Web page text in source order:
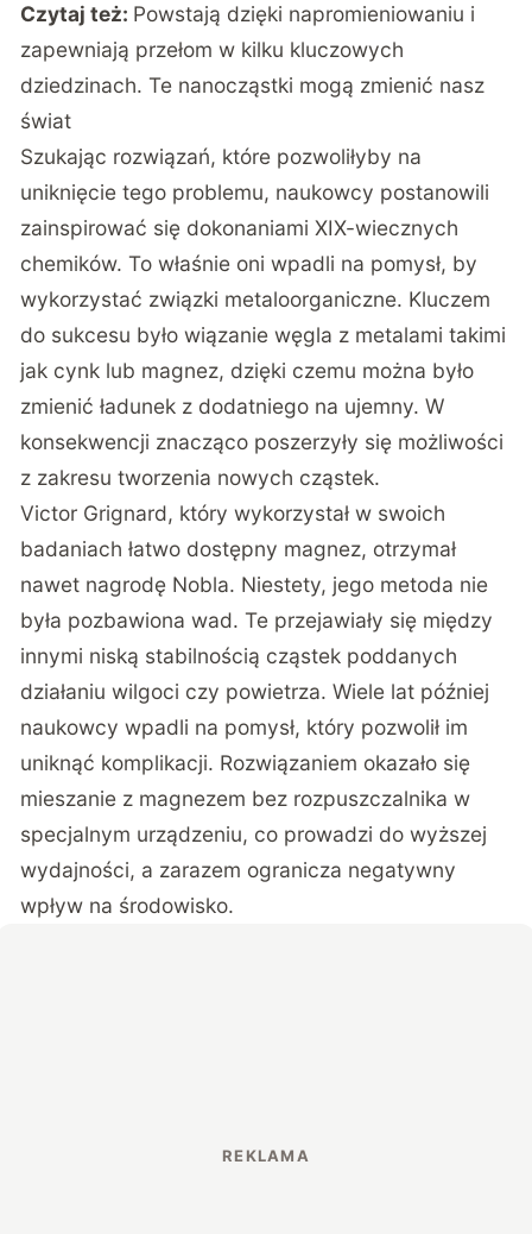
Czytaj też: Powstają dzięki napromieniowaniu i
zapewniają przełom w kilku kluczowych
dziedzinach. Te nanocząstki mogą zmienić nasz
świat
Szukając rozwiązań, które pozwoliłyby na
uniknięcie tego problemu, naukowcy postanowili
zainspirować się dokonaniami XIX-wiecznych
chemików. To właśnie oni wpadli na pomysł, by
wykorzystać związki metaloorganiczne. Kluczem
do sukcesu było wiązanie węgla z metalami takimi
jak cynk lub magnez, dzięki czemu można było
zmienić ładunek z dodatniego na ujemny. W
konsekwencji znacząco poszerzyły się możliwości
z zakresu tworzenia nowych cząstek.
Victor Grignard, który wykorzystał w swoich
badaniach łatwo dostępny magnez, otrzymał
nawet nagrodę Nobla. Niestety, jego metoda nie
była pozbawiona wad. Te przejawiały się między
innymi niską stabilnością cząstek poddanych
działaniu wilgoci czy powietrza. Wiele lat później
naukowcy wpadli na pomysł, który pozwolił im
uniknąć komplikacji. Rozwiązaniem okazało się
mieszanie z magnezem bez rozpuszczalnika w
specjalnym urządzeniu, co prowadzi do wyższej
wydajności, a zarazem ogranicza negatywny
wpływ na środowisko.